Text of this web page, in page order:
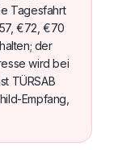
Tagesfahrt
€72, €70
der
wird bei
TÜRSAB
Empfang,